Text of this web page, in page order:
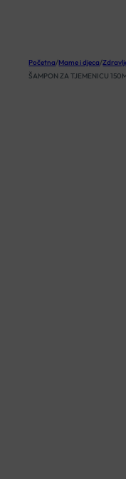
Početna/Mame i djeca/
ŠAMPON ZA TJEMENICU